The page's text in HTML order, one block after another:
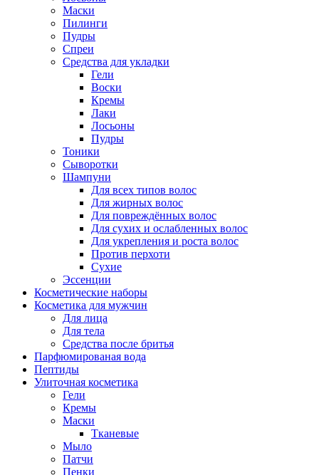
Маски
Пилинги
Пудры
Спреи
Средства для укладки
Гели
Воски
Кремы
Лаки
Лосьоны
Пудры
Тоники
Сыворотки
Шампуни
Для всех типов волос
Для жирных волос
Для повреждённых волос
Для сухих и ослабленных волос
Для укрепления и роста волос
Против перхоти
Сухие
Эссенции
Косметические наборы
Косметика для мужчин
Для лица
Для тела
Средства после бритья
Парфюмированая вода
Пептиды
Улиточная косметика
Гели
Кремы
Маски
Тканевые
Мыло
Патчи
Пенки